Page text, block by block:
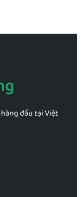
đầu tại Việt